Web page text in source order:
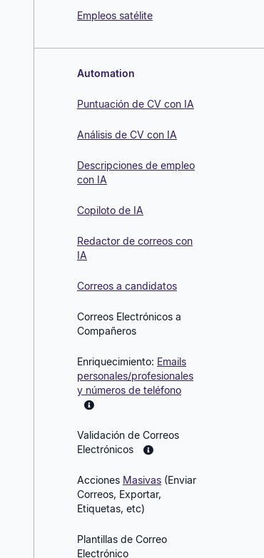
Empleos satélite
Automation
Puntuación de CV con IA
Análisis de CV con IA
Descripciones de empleo
con IA
Copiloto de IA
Redactor de correos con
IA
Correos a candidatos
Correos Electrónicos a
Compañeros
Enriquecimiento: Emails
personales/profesionales
y números de teléfono
Validación de Correos
Electrónicos
Acciones Masivas (Enviar
Correos, Exportar,
Etiquetas, etc)
Plantillas de Correo
Electrónico